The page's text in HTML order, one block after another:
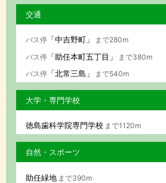
交通
バス停「中吉野町」
まで280m
バス停「助任本町五丁目」
まで380m
バス停「北常三島」 まで540m
大学・専門学校
徳島歯科学院専門学校 まで1120m
自然・スポーツ
助任緑地 まで390m